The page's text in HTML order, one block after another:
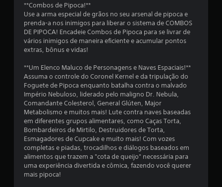
i
f
c
a
õ
s
**Combos de Pipoca!**
Use a arma especial de grãos no seu arsenal de pipoca e
prenda-a nos inimigos para liberar o sistema de COMBOS
DE PIPOCA! Encadeie Combos de Pipoca para se livrar de
vários inimigos de maneira eficiente e acumular pontos
extras, bônus e vidas!
**Um Elenco Maluco de Personagens e Naves Espaciais!**
Assuma o controle do Coronel Kernel e da tripulação do
Foguete de Pipoca enquanto batalha contra o malvado
Império Nebuloso, liderado pelo maligno Dr. Nebula,
Comandante Colesterol, General Glúten, Major
Metabolismo e muitos mais! Lute contra naves baseadas
em diferentes grupos alimentares, como Caças Torta,
Bombardeiros de Mirtilo, Destruidores de Torta,
Esmagadores de Cupcake e muito mais! Com vozes
completas e piadas, trocadilhos e diálogos baseados em
alimentos que trazem a "cota de queijo" necessária para
uma experiência divertida e cômica, fazendo você querer
mais pipoca!